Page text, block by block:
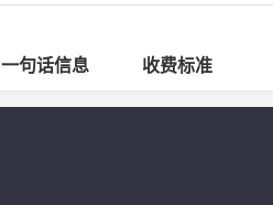
一句话信息 收费标准